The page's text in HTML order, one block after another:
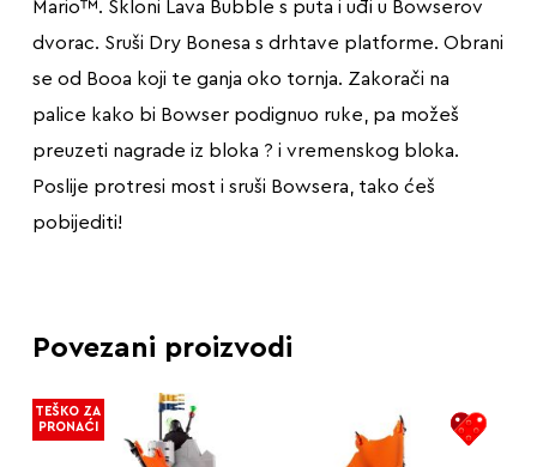
Mario™. Skloni Lava Bubble s puta i uđi u Bowserov
dvorac. Sruši Dry Bonesa s drhtave platforme. Obrani
se od Booa koji te ganja oko tornja. Zakorači na
palice kako bi Bowser podignuo ruke, pa možeš
preuzeti nagrade iz bloka ? i vremenskog bloka.
Poslije protresi most i sruši Bowsera, tako ćeš
pobijediti!
Povezani proizvodi
TEŠKO ZA
PRONAĆI